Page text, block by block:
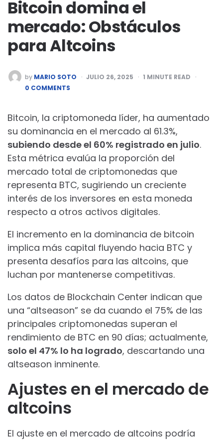
Bitcoin domina el
mercado: Obstáculos
para Altcoins
POSTED
BY
by MARIO SOTO JULIO 26, 2025 1 MINUTE READ
0 COMMENTS
Bitcoin, la criptomoneda líder, ha aumentado
su dominancia en el mercado al 61.3%,
subiendo desde el 60% registrado en julio.
Esta métrica evalúa la proporción del
mercado total de criptomonedas que
representa BTC, sugiriendo un creciente
interés de los inversores en esta moneda
respecto a otros activos digitales.
El incremento en la dominancia de bitcoin
implica más capital fluyendo hacia BTC y
presenta desafíos para las altcoins, que
luchan por mantenerse competitivas.
Los datos de Blockchain Center indican que
una “altseason” se da cuando el 75% de las
principales criptomonedas superan el
rendimiento de BTC en 90 días; actualmente,
solo el 47% lo ha logrado, descartando una
altseason inminente.
Ajustes en el mercado de
altcoins
El ajuste en el mercado de altcoins podría